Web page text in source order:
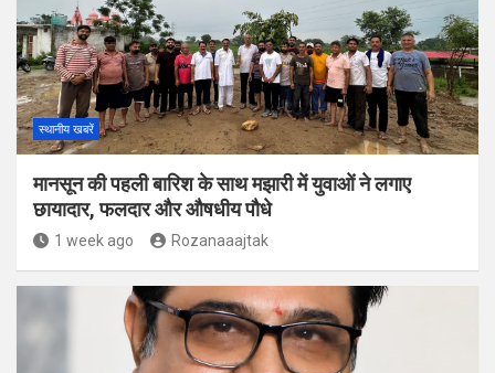
स्थानीय खबरें
मानसून की पहली बारिश के साथ मझारी में युवाओं ने लगाए
छायादार, फलदार और औषधीय पौधे
1 week ago Rozanaaajtak